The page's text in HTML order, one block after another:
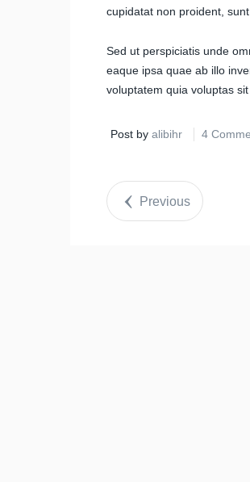
cupidatat non proident,
Sed ut perspiciatis unde
eaque ipsa quae ab illo
voluptatem quia voluptas
Post by alibihr 4
Previous